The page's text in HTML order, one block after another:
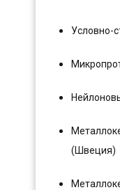
Условно-
(Швеция)